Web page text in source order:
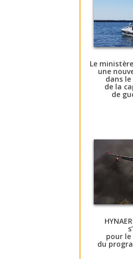
Le
une
dans
de la
de
pour
du